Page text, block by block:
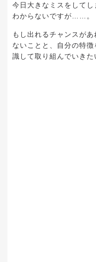
今日大きなミスをして
わからないですが……。
もし出れるチャンスが
ないことと、自分の特
識して取り組んでいきた